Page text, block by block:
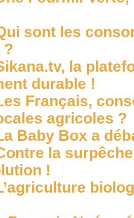
sont les
?
la
durable !
Français,
agricoles ?
Baby Box a
la
!